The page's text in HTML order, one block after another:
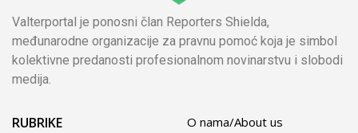
Valterportal je ponosni član Reporters Shielda,
međunarodne organizacije za pravnu pomoć koja je simbol
kolektivne predanosti profesionalnom novinarstvu i slobodi
medija.
RUBRIKE
O nama/About us